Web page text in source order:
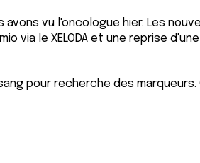
avons vu l'oncologue hier. Les
via le XELODA et une reprise
pour recherche des